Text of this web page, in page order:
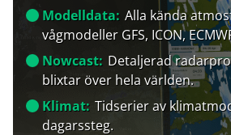
Modelldata: Alla kända
vågmodeller GFS, ICON,
Nowcast: Detaljerad
blixtar över hela världen.
Klimat: Tidserier av
dagarssteg.